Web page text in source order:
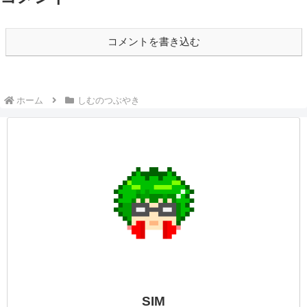
コメントを書き込む
ホーム しむのつぶやき
SIM